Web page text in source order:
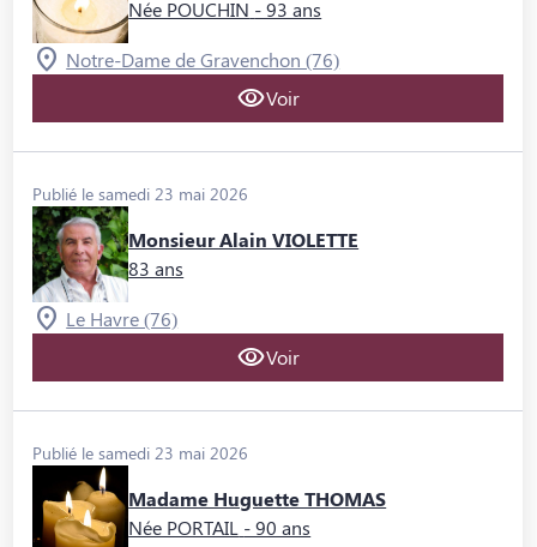
Née POUCHIN - 93 ans
Notre-Dame de Gravenchon (76)
Voir
Publié le samedi 23 mai 2026
Monsieur Alain VIOLETTE
83 ans
Le Havre (76)
Voir
Publié le samedi 23 mai 2026
Madame Huguette THOMAS
Née PORTAIL - 90 ans